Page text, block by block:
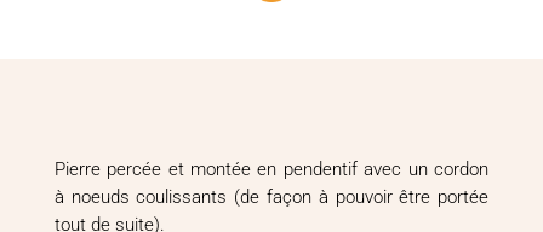
Pierre percée et montée en pendentif avec un cordon
à noeuds coulissants (de façon à pouvoir être portée
tout de suite).